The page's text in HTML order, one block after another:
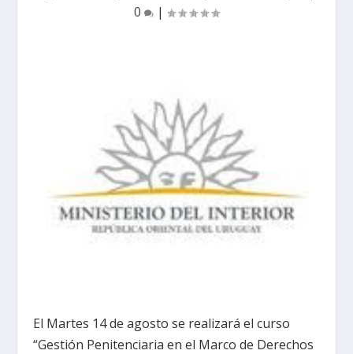
0
|
El Martes 14 de agosto se realizará el curso
“Gestión Penitenciaria en el Marco de Derechos